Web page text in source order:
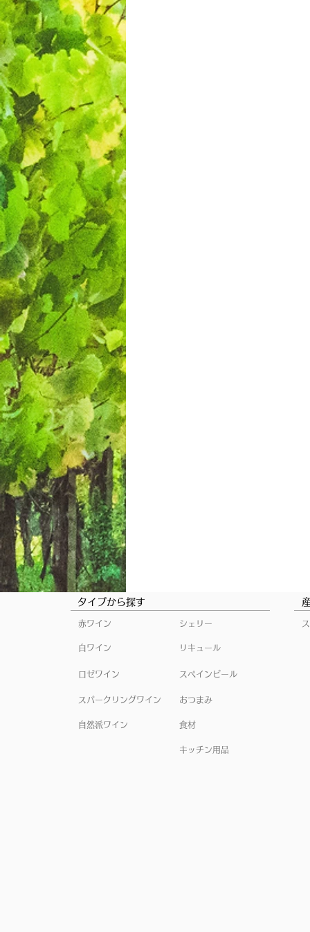
タイプから探す
赤ワイン シェリー
白ワイン リキュール
ロゼワイン スペインビール
スパークリングワイン おつまみ
自然派ワイン 食材
キッチン用品